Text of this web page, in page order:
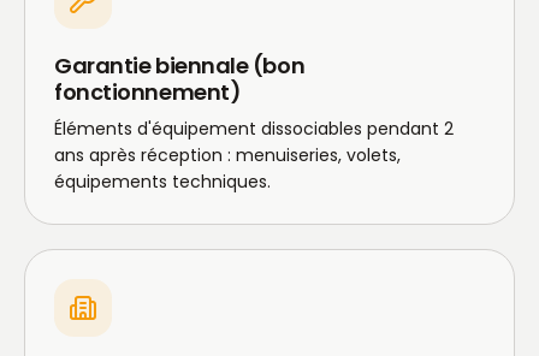
Garantie biennale (bon
fonctionnement)
Éléments d'équipement dissociables pendant 2
ans après réception : menuiseries, volets,
équipements techniques.